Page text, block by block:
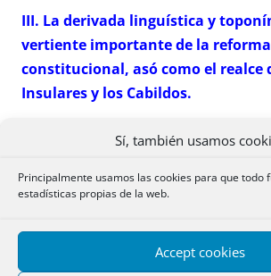
Sí, también usamos
Principalmente usamos las cookies para que todo
estadísticas propias de la web.
Accept cookies
III. La derivada linguística y
vertiente importante de la reforma
constitucional, asó como el realce
Insulares y los Cabildos.
En cuanto a la cuestión lingüística
relevante en la totalidad del Derecho
reconoce el nombre oficial de la
a todos los efectos y en todos los
ningún tipo a la hora de su cita y uso por